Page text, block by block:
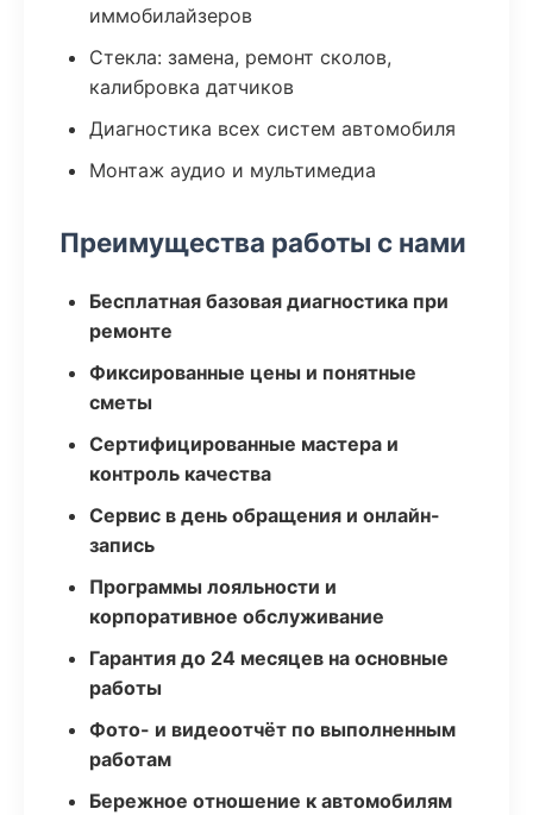
иммобилайзеров
Стекла: замена, ремонт сколов,
калибровка датчиков
Диагностика всех систем автомобиля
Монтаж аудио и мультимедиа
Преимущества работы с нами
Бесплатная базовая диагностика при
ремонте
Фиксированные цены и понятные
сметы
Сертифицированные мастера и
контроль качества
Сервис в день обращения и онлайн-
запись
Программы лояльности и
корпоративное обслуживание
Гарантия до 24 месяцев на основные
работы
Фото- и видеоотчёт по выполненным
работам
Бережное отношение к автомобилям